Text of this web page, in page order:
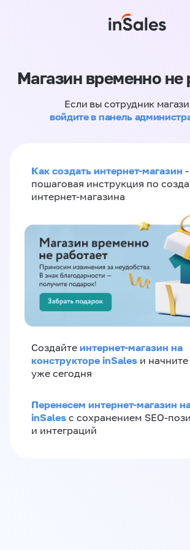
Магазин временно не
Если вы сотрудник
войдите в панель
Как создать интернет-магазин -
пошаговая инструкция по
интернет-магазина
Создайте интернет-магазин на
конструкторе inSales и
уже сегодня
Перенесем интернет-магазин
inSales с сохранением SEO-
и интеграций